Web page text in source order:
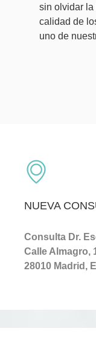
sin olvidar la
calidad de
uno de
NUEVA
Consulta Dr.
Calle Almagro,
28010 Madrid,